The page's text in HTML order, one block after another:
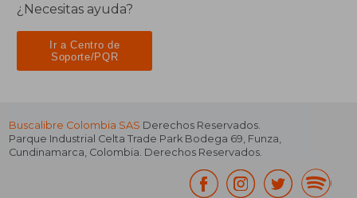
¿Necesitas ayuda?
Ir a Centro de
Soporte/PQR
Buscalibre Colombia SAS Derechos Reservados.
Parque Industrial Celta Trade Park Bodega 69 Funza
Cundinamarca Colombia . Derechos Reservados.